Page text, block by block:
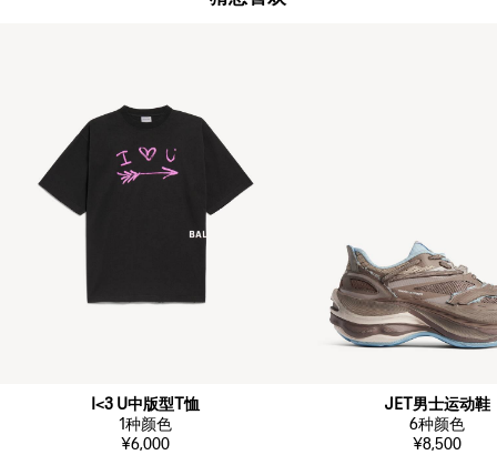
I<3 U中版型T恤
1种颜色
¥6,000
JET男士运动鞋
6种颜色
¥8,500